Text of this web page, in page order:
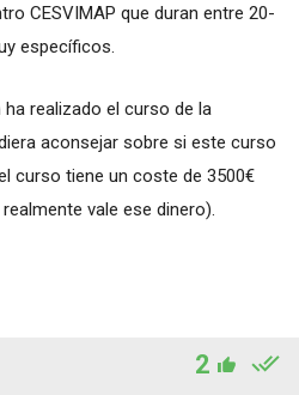
CESVIMAP que duran entre 20-
específicos.
realizado el curso de la
aconsejar sobre si este curso
curso tiene un coste de 3500€
vale ese dinero).
2